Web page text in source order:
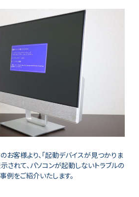
客様より、「起動デバイスが見つかりま
されて、パソコンが起動しないトラブルの
例をご紹介いたします。